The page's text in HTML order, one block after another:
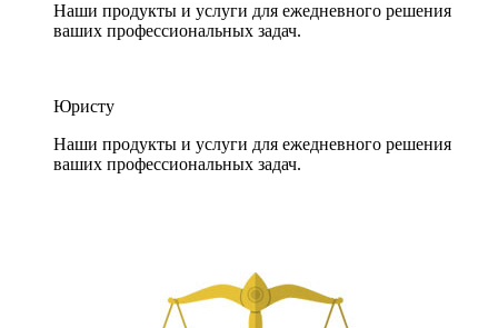
Наши продукты и услуги для ежедневного решения
ваших профессиональных задач.
Юристу
Наши продукты и услуги для ежедневного решения
ваших профессиональных задач.